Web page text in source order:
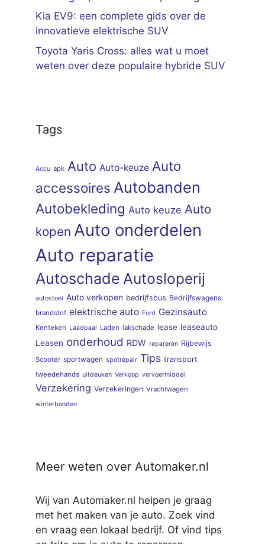
Kia EV9: een complete gids over de
innovatieve elektrische SUV
Toyota Yaris Cross: alles wat u moet
weten over deze populaire hybride SUV
Tags
Accu apk Auto Auto-keuze Auto
accessoires Autobanden
Autobekleding Auto keuze Auto
kopen Auto onderdelen
Auto reparatie
Autoschade Autosloperij
autostoel Auto verkopen bedrijfsbus Bedrijfswagens
brandstof elektrische auto Ford Gezinsauto
Kenteken Laadpaal Laden lakschade lease leaseauto
Leasen onderhoud RDW repareren Rijbewijs
Scooter sportwagen spotrepair Tips transport
tweedehands uitdeuken Verkoop vervoermiddel
Verzekering Verzekeringen Vrachtwagen
winterbanden
Meer weten over Automaker.nl
Wij van Automaker.nl helpen je graag
met het maken van je auto. Zoek vind
en vraag een lokaal bedrijf. Of vind tips